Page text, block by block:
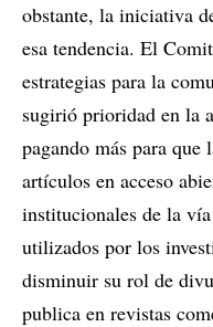
obstante, la iniciativa
esa tendencia. El
estrategias para la
sugirió prioridad en la
pagando más para
artículos en acceso
institucionales de la
utilizados por los
disminuir su rol de
publica en revistas